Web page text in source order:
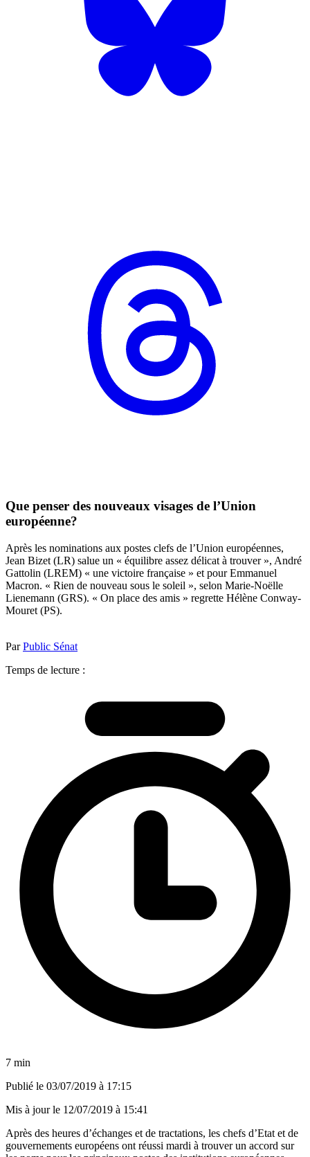
Que penser des nouveaux visages de l’Union
européenne?
Après les nominations aux postes clefs de l’Union européennes,
Jean Bizet (LR) salue un « équilibre assez délicat à trouver », André
Gattolin (LREM) « une victoire française » et pour Emmanuel
Macron. « Rien de nouveau sous le soleil », selon Marie-Noëlle
Lienemann (GRS). « On place des amis » regrette Hélène Conway-
Mouret (PS).
ParPublic Sénat
Temps de lecture :
7 min
Publié le 03/07/2019 à 17:15
Mis à jour le 12/07/2019 à 15:41
Après des heures d’échanges et de tractations, les chefs d’Etat et de
gouvernements européens ont réussi mardi à trouver un accord sur